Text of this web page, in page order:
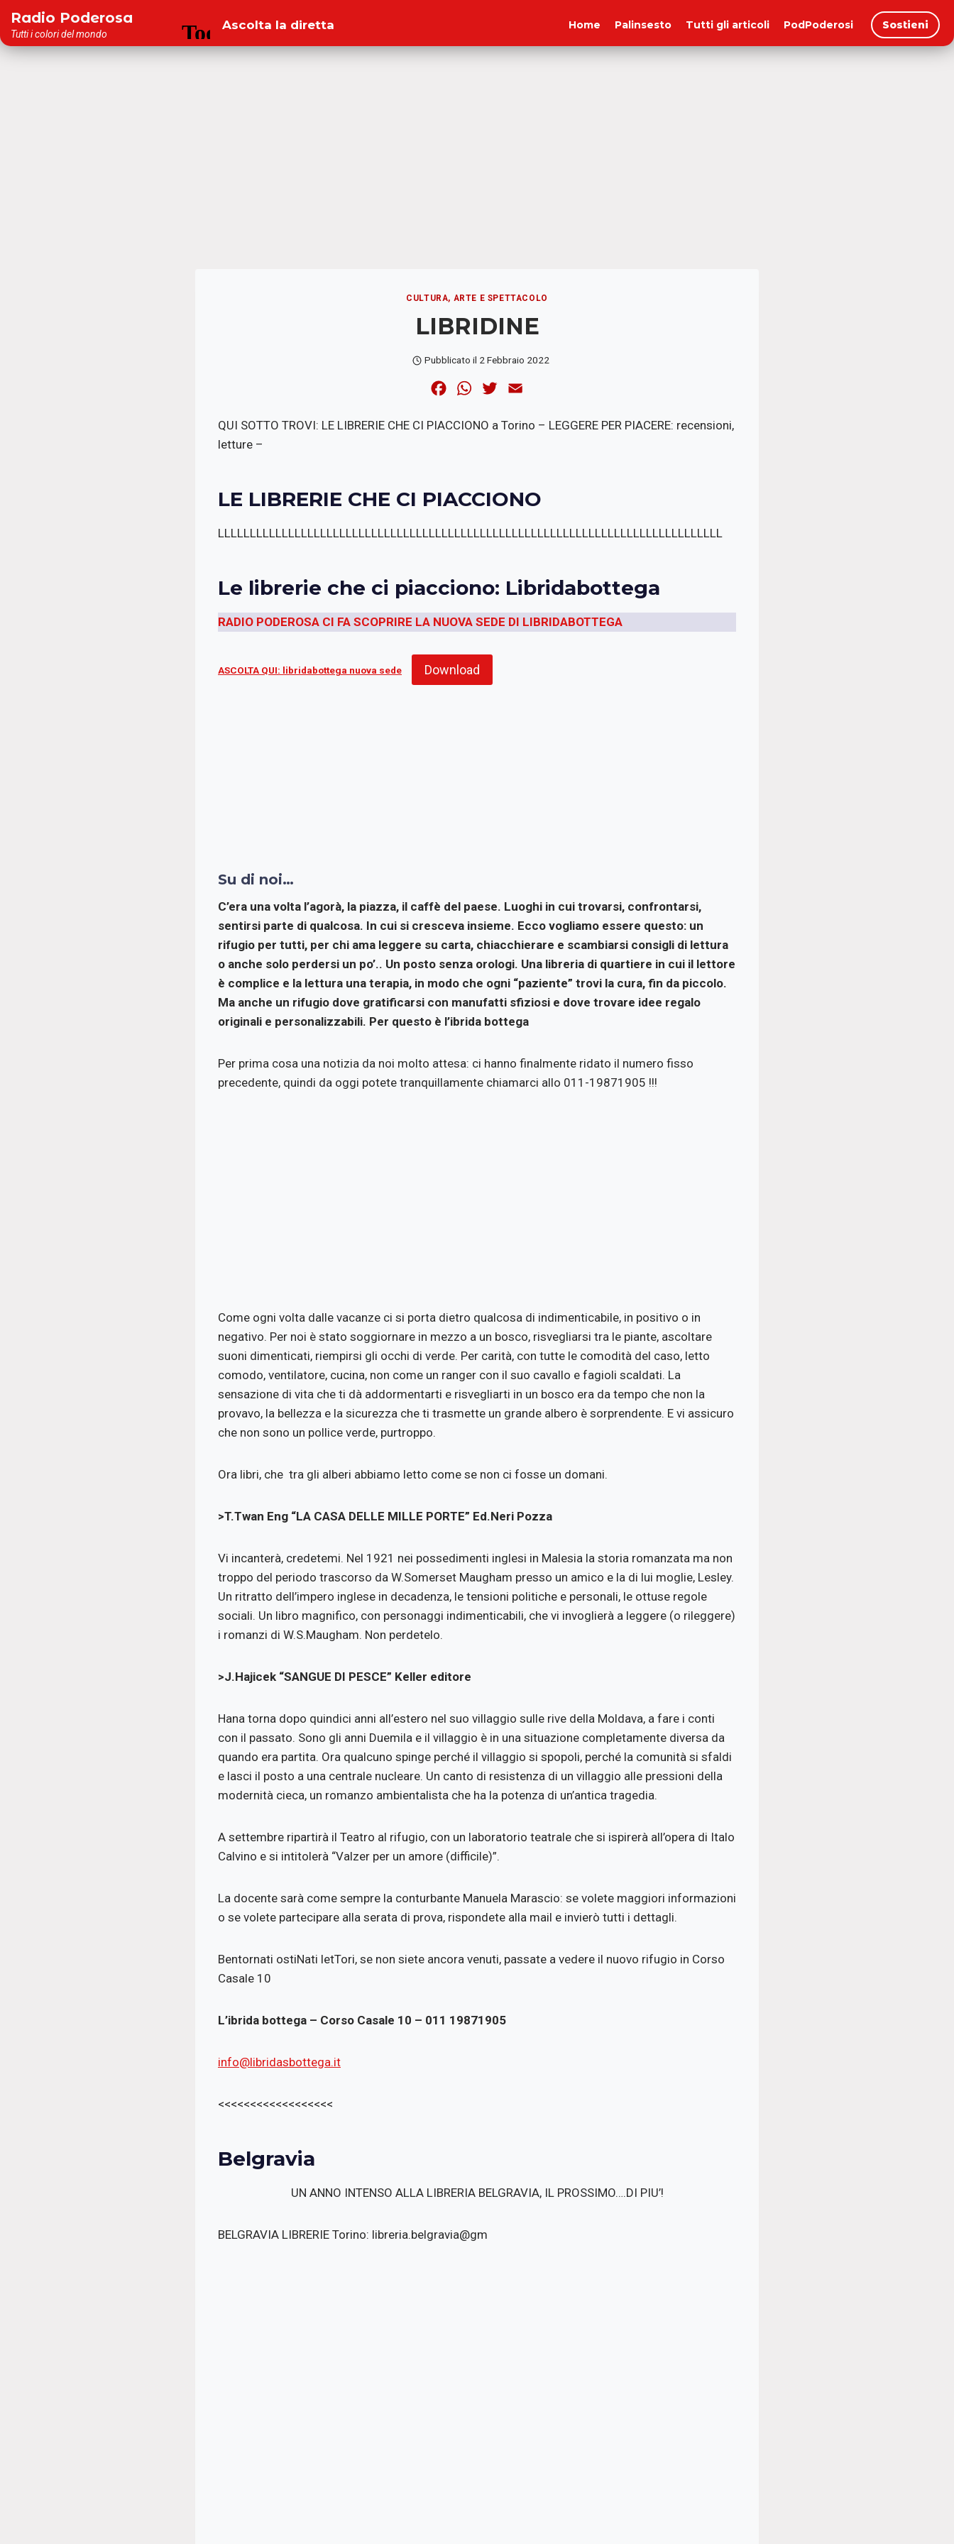
contenuto
Radio Poderosa
Tutti i colori del mondo
Ascolta la diretta Home Palinsesto Tutti gli articoli PodPoderosi Sostieni
CULTURA, ARTE E SPETTACOLO
LIBRIDINE
Pubblicato il 2 Febbraio 2022
c
o
k
W
a
p
p
r
a
QUI SOTTO TROVI: LE LIBRERIE CHE CI PIACCIONO a Torino – LEGGERE PER PIACERE: recensioni,
letture –
LE LIBRERIE CHE CI PIACCIONO
LLLLLLLLLLLLLLLLLLLLLLLLLLLLLLLLLLLLLLLLLLLLLLLLLLLLLLLLLLLLLLLLLLLLLLLLLLLLLLL
Le librerie che ci piacciono: Libridabottega
RADIO PODEROSA CI FA SCOPRIRE LA NUOVA SEDE DI LIBRIDABOTTEGA
ASCOLTA QUI: libridabottega nuova sede Download
Su di noi…
C’era una volta l’agorà, la piazza, il caffè del paese. Luoghi in cui trovarsi, confrontarsi,
sentirsi parte di qualcosa. In cui si cresceva insieme. Ecco vogliamo essere questo: un
rifugio per tutti, per chi ama leggere su carta, chiacchierare e scambiarsi consigli di lettura
o anche solo perdersi un po’.. Un posto senza orologi. Una libreria di quartiere in cui il lettore
è complice e la lettura una terapia, in modo che ogni “paziente” trovi la cura, fin da piccolo.
Ma anche un rifugio dove gratificarsi con manufatti sfiziosi e dove trovare idee regalo
originali e personalizzabili. Per questo è l’ibrida bottega
Per prima cosa una notizia da noi molto attesa: ci hanno finalmente ridato il numero fisso
precedente, quindi da oggi potete tranquillamente chiamarci allo 011-19871905 !!!
Come ogni volta dalle vacanze ci si porta dietro qualcosa di indimenticabile, in positivo o in
negativo. Per noi è stato soggiornare in mezzo a un bosco, risvegliarsi tra le piante, ascoltare
suoni dimenticati, riempirsi gli occhi di verde. Per carità, con tutte le comodità del caso, letto
comodo, ventilatore, cucina, non come un ranger con il suo cavallo e fagioli scaldati. La
sensazione di vita che ti dà addormentarti e risvegliarti in un bosco era da tempo che non la
provavo, la bellezza e la sicurezza che ti trasmette un grande albero è sorprendente. E vi assicuro
che non sono un pollice verde, purtroppo.
Ora libri, che tra gli alberi abbiamo letto come se non ci fosse un domani.
>T.Twan Eng “LA CASA DELLE MILLE PORTE” Ed.Neri Pozza
Vi incanterà, credetemi. Nel 1921 nei possedimenti inglesi in Malesia la storia romanzata ma non
troppo del periodo trascorso da W.Somerset Maugham presso un amico e la di lui moglie, Lesley.
Un ritratto dell’impero inglese in decadenza, le tensioni politiche e personali, le ottuse regole
sociali. Un libro magnifico, con personaggi indimenticabili, che vi invoglierà a leggere (o rileggere)
i romanzi di W.S.Maugham. Non perdetelo.
>J.Hajicek “SANGUE DI PESCE” Keller editore
Hana torna dopo quindici anni all’estero nel suo villaggio sulle rive della Moldava, a fare i conti
con il passato. Sono gli anni Duemila e il villaggio è in una situazione completamente diversa da
quando era partita. Ora qualcuno spinge perché il villaggio si spopoli, perché la comunità si sfaldi
e lasci il posto a una centrale nucleare. Un canto di resistenza di un villaggio alle pressioni della
modernità cieca, un romanzo ambientalista che ha la potenza di un’antica tragedia.
A settembre ripartirà il Teatro al rifugio, con un laboratorio teatrale che si ispirerà all’opera di Italo
Calvino e si intitolerà “Valzer per un amore (difficile)”.
La docente sarà come sempre la conturbante Manuela Marascio: se volete maggiori informazioni
o se volete partecipare alla serata di prova, rispondete alla mail e invierò tutti i dettagli.
Bentornati ostiNati letTori, se non siete ancora venuti, passate a vedere il nuovo rifugio in Corso
Casale 10
L’ibrida bottega – Corso Casale 10 – 011 19871905
info@libridasbottega.it
<<<<<<<<<<<<<<<<<<
Belgravia
UN ANNO INTENSO ALLA LIBRERIA BELGRAVIA, IL PROSSIMO….DI PIU’!
BELGRAVIA LIBRERIE Torino: libreria.belgravia@gm